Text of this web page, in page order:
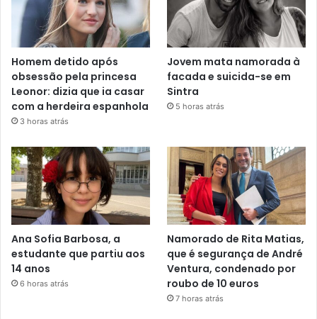
Homem detido após
obsessão pela princesa
Leonor: dizia que ia casar
com a herdeira espanhola
3 horas atrás
Jovem mata namorada à
facada e suicida-se em
Sintra
5 horas atrás
Ana Sofia Barbosa, a
estudante que partiu aos
14 anos
6 horas atrás
Namorado de Rita Matias,
que é segurança de André
Ventura, condenado por
roubo de 10 euros
7 horas atrás